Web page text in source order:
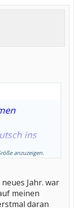
ins
mehr
anzuzeigen.
Jahr. war
meinen
daran